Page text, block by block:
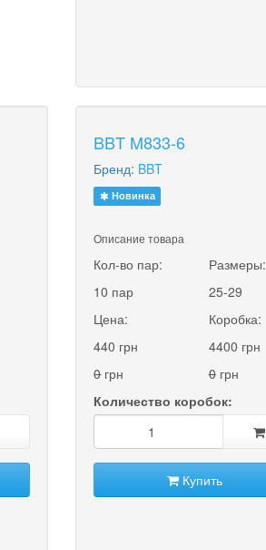
BBT M833-6
Бренд: BBT
Новинка
Описание товара
Кол-во пар:
10 пар
Размеры:
25-29
Цена:
440 грн
0грн
Коробка:
4400 грн
0грн
Количество коробок:
Купить